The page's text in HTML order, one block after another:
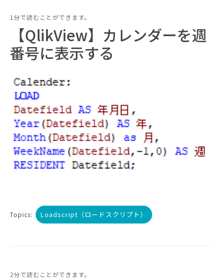
1分で読むことができます。
【QlikView】カレンダーを週
番号に表示する
Topics: Loadscript（ロードスクリプト）
2分で読むことができます。